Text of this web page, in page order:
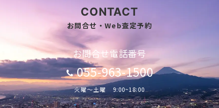
CONTACT
お問合せ・Web査定予約
お問合せ電話番号
055-963-1500
火曜～土曜 9:00~18:00